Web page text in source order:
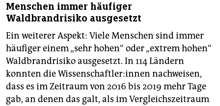
Menschen immer häufiger
Waldbrandrisiko ausgesetzt
Ein weiterer Aspekt: Viele Menschen sind immer
häufiger einem „sehr hohen“ oder „extrem hohen“
Waldbrandrisiko ausgesetzt. In 114 Ländern
konnten die Wissenschaftler:innen nachweisen,
dass es im Zeitraum von 2016 bis 2019 mehr Tage
gab, an denen das galt, als im Vergleichszeitraum